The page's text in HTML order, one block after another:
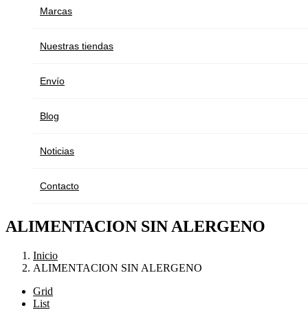
Marcas
Nuestras tiendas
Envío
Blog
Noticias
Contacto
ALIMENTACION SIN ALERGENO
Inicio
ALIMENTACION SIN ALERGENO
Grid
List